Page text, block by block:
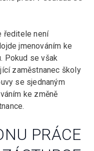
ředitele není
jmenováním ke
Pokud se však
zaměstnanec školy
se sjednaným
ke změně
PRÁCE